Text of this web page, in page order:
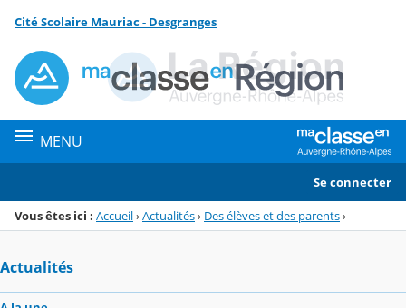
Menu de la rubrique
Contenu
Cité Scolaire Mauriac - Desgranges
MENU
Se connecter
Vous êtes ici : Accueil›Actualités› Des élèves et des parents›
Actualités